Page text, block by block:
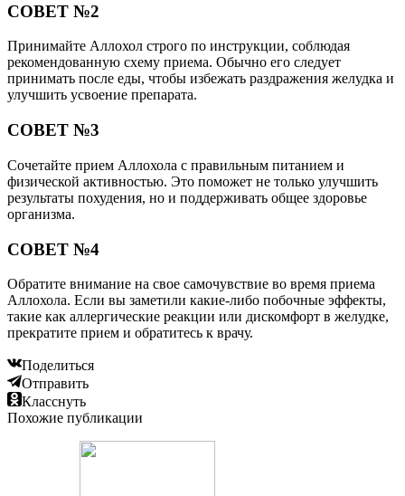
СОВЕТ №2
Принимайте Аллохол строго по инструкции, соблюдая
рекомендованную схему приема. Обычно его следует
принимать после еды, чтобы избежать раздражения желудка и
улучшить усвоение препарата.
СОВЕТ №3
Сочетайте прием Аллохола с правильным питанием и
физической активностью. Это поможет не только улучшить
результаты похудения, но и поддерживать общее здоровье
организма.
СОВЕТ №4
Обратите внимание на свое самочувствие во время приема
Аллохола. Если вы заметили какие-либо побочные эффекты,
такие как аллергические реакции или дискомфорт в желудке,
прекратите прием и обратитесь к врачу.
Поделиться
Отправить
Класснуть
Похожие публикации